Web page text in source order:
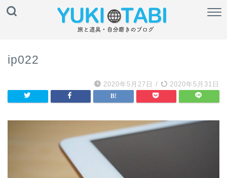
ip022
2020年5月27日 / 2020年5月31日